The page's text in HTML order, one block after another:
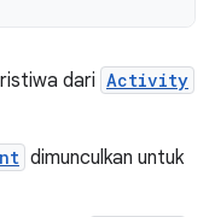
dari Activity
dimunculkan untuk